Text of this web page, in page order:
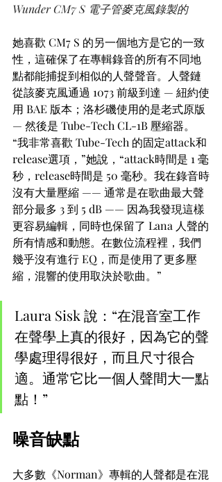
Wunder CM7 S 電子管麥克風錄製的
她喜歡 CM7 S 的另一個地方是它的一致
性，這確保了在專輯錄音的所有不同地
點都能捕捉到相似的人聲聲音。人聲鏈
從該麥克風通過 1073 前級到達 — 紐約使
用 BAE 版本；洛杉磯使用的是老式原版
— 然後是 Tube-Tech CL-1B 壓縮器。
“我非常喜歡 Tube-Tech 的固定attack和
release選項，”她說，“attack時間是 1 毫
秒，release時間是 50 毫秒。我在錄音時
沒有大量壓縮 —— 通常是在歌曲最大聲
部分最多 3 到 5 dB —— 因為我發現這樣
更容易編輯，同時也保留了 Lana 人聲的
所有情感和動態。在數位流程裡，我們
幾乎沒有進行 EQ，而是使用了更多壓
縮，混響的使用取決於歌曲。”
Laura Sisk 說：“在混音室工作
在聲學上真的很好，因為它的聲
學處理得很好，而且尺寸很合
適。通常它比一個人聲間大一點
點！”
噪音缺點
大多數《Norman》專輯的人聲都是在混